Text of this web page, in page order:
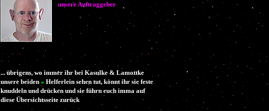
unsere Auftraggeber
... übrigens, wo immer ihr bei Kasulke & Lamottke
unsere beiden « Helferlein sehen tut, könnt ihr sie feste
knuddeln und drücken und sie führn euch imma auf
diese Übersichtsseite zurück